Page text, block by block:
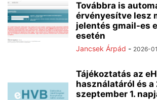
Továbbra is
érvényesítve lesz
jelentés gmail-es
esetén
Jancsek Árpád - 2026-
Tájékoztatás az
használatáról és a
szeptember 1.